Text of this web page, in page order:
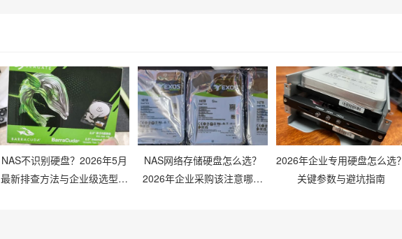
NAS不识别硬盘？2026年5月
最新排查方法与企业级选型建
NAS网络存储硬盘怎么选？
2026年企业采购该注意哪些
2026年企业专用硬盘怎么选？
关键参数与避坑指南